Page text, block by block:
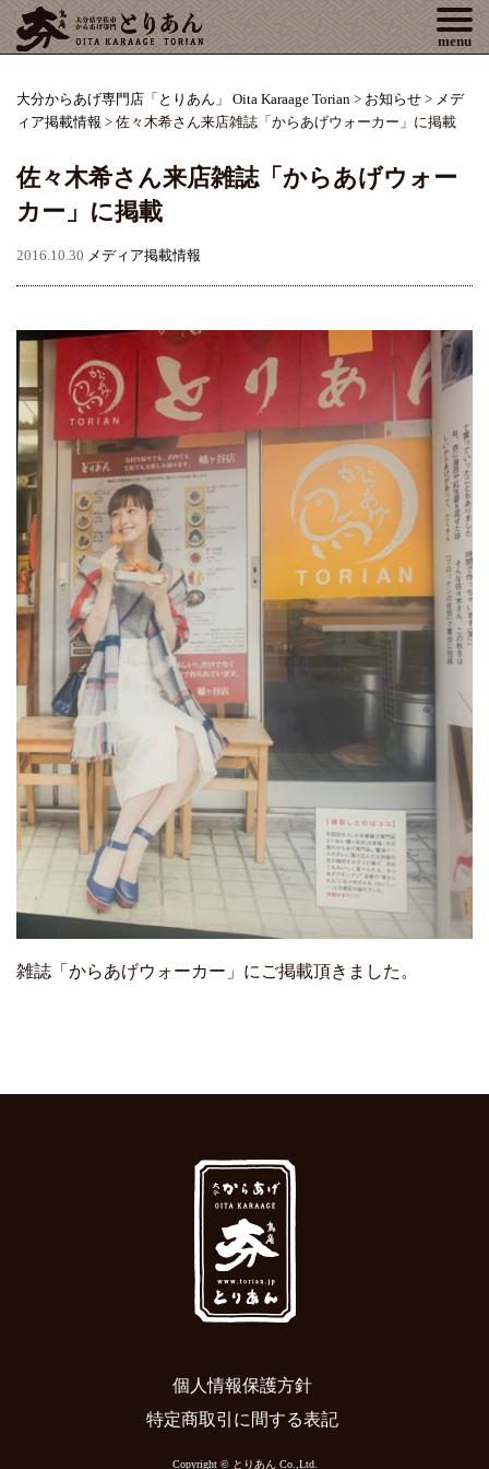
menu
大分からあげ専門店「とりあん」 Oita Karaage Torian > お知らせ > メデ
ィア掲載情報 > 佐々木希さん来店雑誌「からあげウォーカー」に掲載
佐々木希さん来店雑誌「からあげウォー
カー」に掲載
2016.10.30 メディア掲載情報
雑誌「からあげウォーカー」にご掲載頂きました。
個人情報保護方針
特定商取引に間する表記
Copyright © とりあん Co.,Ltd.